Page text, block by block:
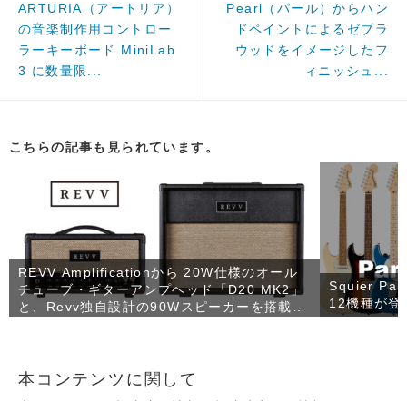
ARTURIA（アートリア）
の音楽制作用コントロー
ラーキーボード MiniLab
3 に数量限...
Pearl（パール）からハン
ドペイントによるゼブラ
ウッドをイメージしたフ
ィニッシュ...
こちらの記事も見られています。
REVV Amplificationから 20W仕様のオール
チューブ・ギターアンプヘッド「D20 MK2」
と、Revv独自設計の90Wスピーカーを搭載し
Squier
12機種が登
本コンテンツに関して